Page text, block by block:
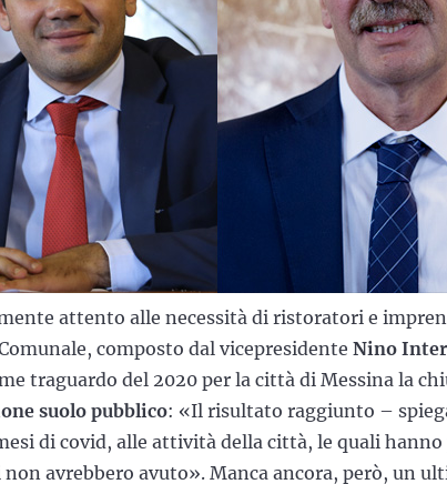
attento alle necessità di ristoratori e
composto dal vicepresidente Nino
traguardo del 2020 per la città di Messina la
suolo pubblico: «Il risultato raggiunto –
di covid, alle attività della città, le quali
avrebbero avuto». Manca ancora, però, un